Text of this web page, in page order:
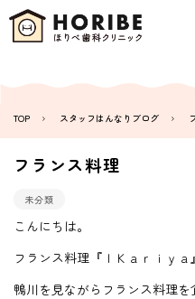
TOP スタッフはんなりブログ
フランス料理
未分類
こんにちは。
フランス料理『ＩＫａｒｉｙａ
鴨川を見ながらフランス料理を